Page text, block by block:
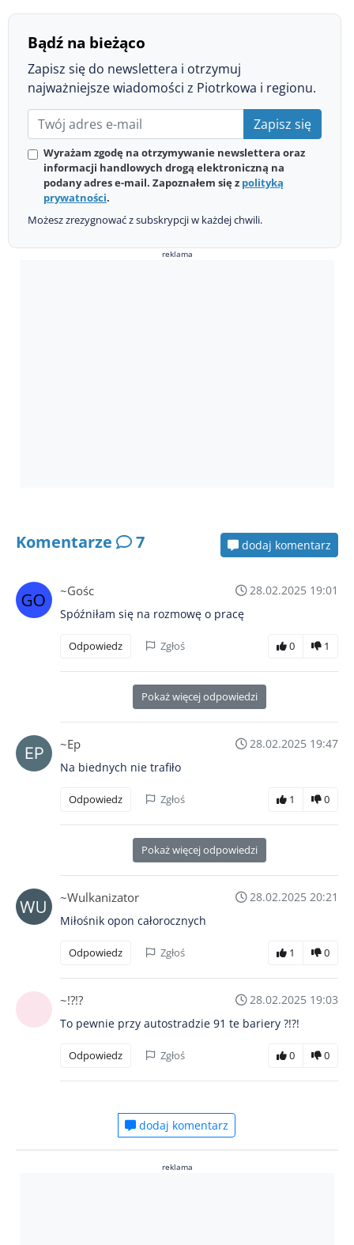
Bądź na bieżąco
Zapisz się do newslettera i otrzymuj
najważniejsze wiadomości z Piotrkowa i regionu.
Zapisz się
Wyrażam zgodę na otrzymywanie newslettera oraz
informacji handlowych drogą elektroniczną na
podany adres e-mail. Zapoznałem się z polityką
prywatności.
Możesz zrezygnować z subskrypcji w każdej chwili.
reklama
Komentarze 7 dodaj komentarz
~Gośc
28.02.2025 19:01
Spóźniłam się na rozmowę o pracę
Odpowiedz Zgłoś 0 1
Pokaż więcej odpowiedzi
~Ep
28.02.2025 19:47
Na biednych nie trafiło
Odpowiedz Zgłoś 1 0
Pokaż więcej odpowiedzi
~Wulkanizator
28.02.2025 20:21
Miłośnik opon całorocznych
Odpowiedz Zgłoś 1 0
~!?!?
28.02.2025 19:03
To pewnie przy autostradzie 91 te bariery ?!?!
Odpowiedz Zgłoś 0 0
dodaj komentarz
reklama